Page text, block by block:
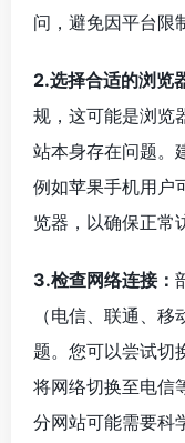
问，避免因平台限
2.选择合适的浏览
规，这可能是浏览
站本身存在问题。
例如苹果手机用户
览器，以确保正常
3.检查网络连接：
（电信、联通、
题。您可以尝试切
将网络切换至电信
分网站可能需要科